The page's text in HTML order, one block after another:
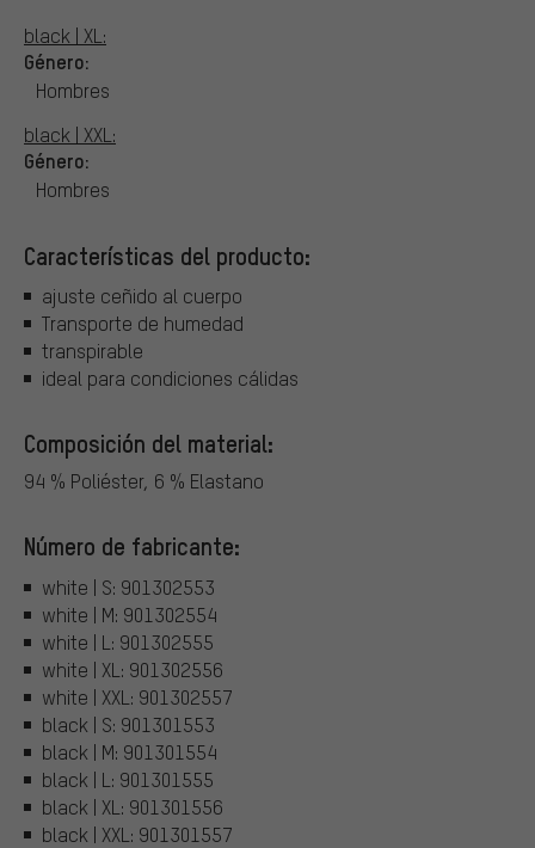
black | XL:
Género:
Hombres
black | XXL:
Género:
Hombres
Características del producto:
ajuste ceñido al cuerpo
Transporte de humedad
transpirable
ideal para condiciones cálidas
Composición del material:
94 % Poliéster, 6 % Elastano
Número de fabricante:
white | S: 901302553
white | M: 901302554
white | L: 901302555
white | XL: 901302556
white | XXL: 901302557
black | S: 901301553
black | M: 901301554
black | L: 901301555
black | XL: 901301556
black | XXL: 901301557